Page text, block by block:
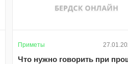
Приметы
Что нужно говорить при